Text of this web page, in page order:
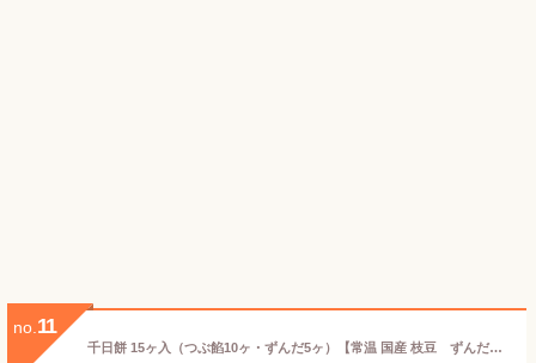
no. 11
千日餅 15ヶ入（つぶ餡10ヶ・ずんだ5ヶ）【常温 国産 枝豆 ずんだあん 小豆 餡 お取り寄せ スイーツ 仙台 お礼 お返し ご挨拶 ギフト 詰め合わせ プレゼント 贈答 個包装 お土産 宮城 老舗 内祝い 出産祝い 和菓子】